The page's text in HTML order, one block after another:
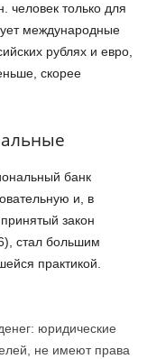
человек только для
международные
рублях и евро,
скорее
банк
и, в
закон
стал большим
практикой.
юридические
не имеют права